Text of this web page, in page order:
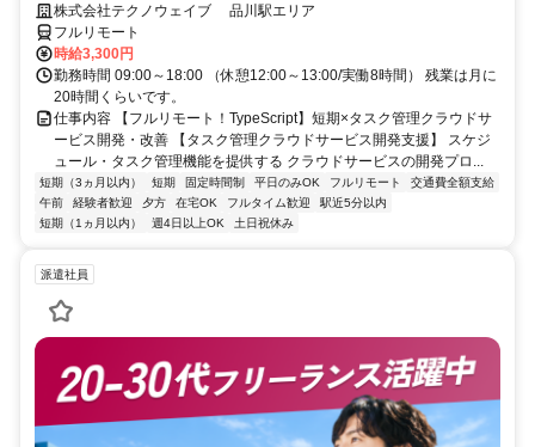
株式会社テクノウェイブ 品川駅エリア
フルリモート
時給3,300円
勤務時間 09:00～18:00 （休憩12:00～13:00/実働8時間） 残業は月に
20時間くらいです。
仕事内容 【フルリモート！TypeScript】短期×タスク管理クラウドサ
ービス開発・改善 【タスク管理クラウドサービス開発支援】 スケジ
ュール・タスク管理機能を提供する クラウドサービスの開発プロ...
短期（3ヵ月以内） 短期 固定時間制 平日のみOK フルリモート
交通費全額支給
午前
経験者歓迎 夕方 在宅OK フルタイム歓迎
駅近5分以内
短期（1ヵ月以内）
週4日以上OK 土日祝休み
派遣社員